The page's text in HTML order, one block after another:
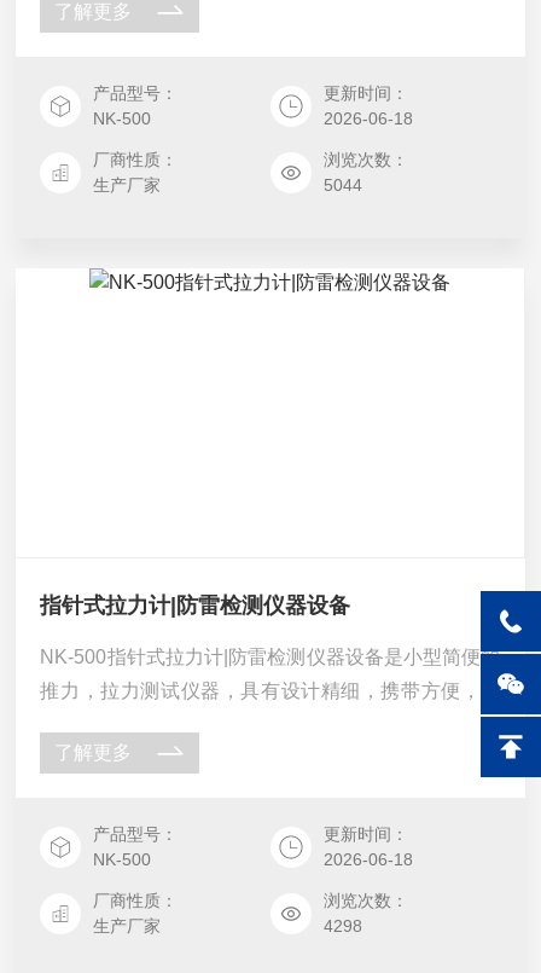
锁、汽车配件、打火机及点火装置、制笔、轻工、建
拉负荷测试、插拔力测试、破坏性试验等，是老式管
型推的替代 产品。
了解更多
产品型号：
NK-500
更新时间：
2026-06-18
厂商性质：
生产厂家
浏览次数：
5044
指针式拉力计|防雷检测仪器设备
NK-500指针式拉力计|防雷检测仪器设备是小型简便的
推力，拉力测试仪器，具有设计精细，携带方便，峰
压电器、电子、电线、五金制锁、汽车配件、打火机
工、机械和科研机构等行业作推拉负荷测试、插拔力
测试、破坏性试验等，是老式管型推拉力计的替代 产
了解更多
产品型号：
NK-500
更新时间：
2026-06-18
厂商性质：
生产厂家
浏览次数：
4298